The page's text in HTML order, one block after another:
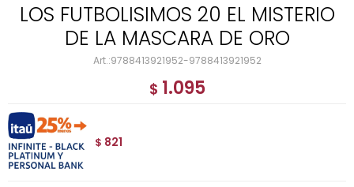
LOS FUTBOLISIMOS 20 EL MISTERIO
DE LA MASCARA DE ORO
9788413921952-9788413921952
$ 1.095
$ 821